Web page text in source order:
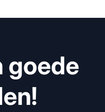
goede